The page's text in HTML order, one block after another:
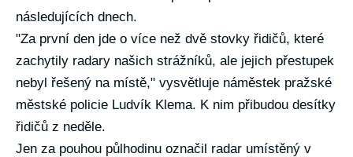
následujících dnech.
"Za první den jde o více než dvě stovky řidičů, které
zachytily radary našich strážníků, ale jejich přestupek
nebyl řešený na místě," vysvětluje náměstek pražské
městské policie Ludvík Klema. K nim přibudou desítky
řidičů z neděle.
Jen za pouhou půlhodinu označil radar umístěný v